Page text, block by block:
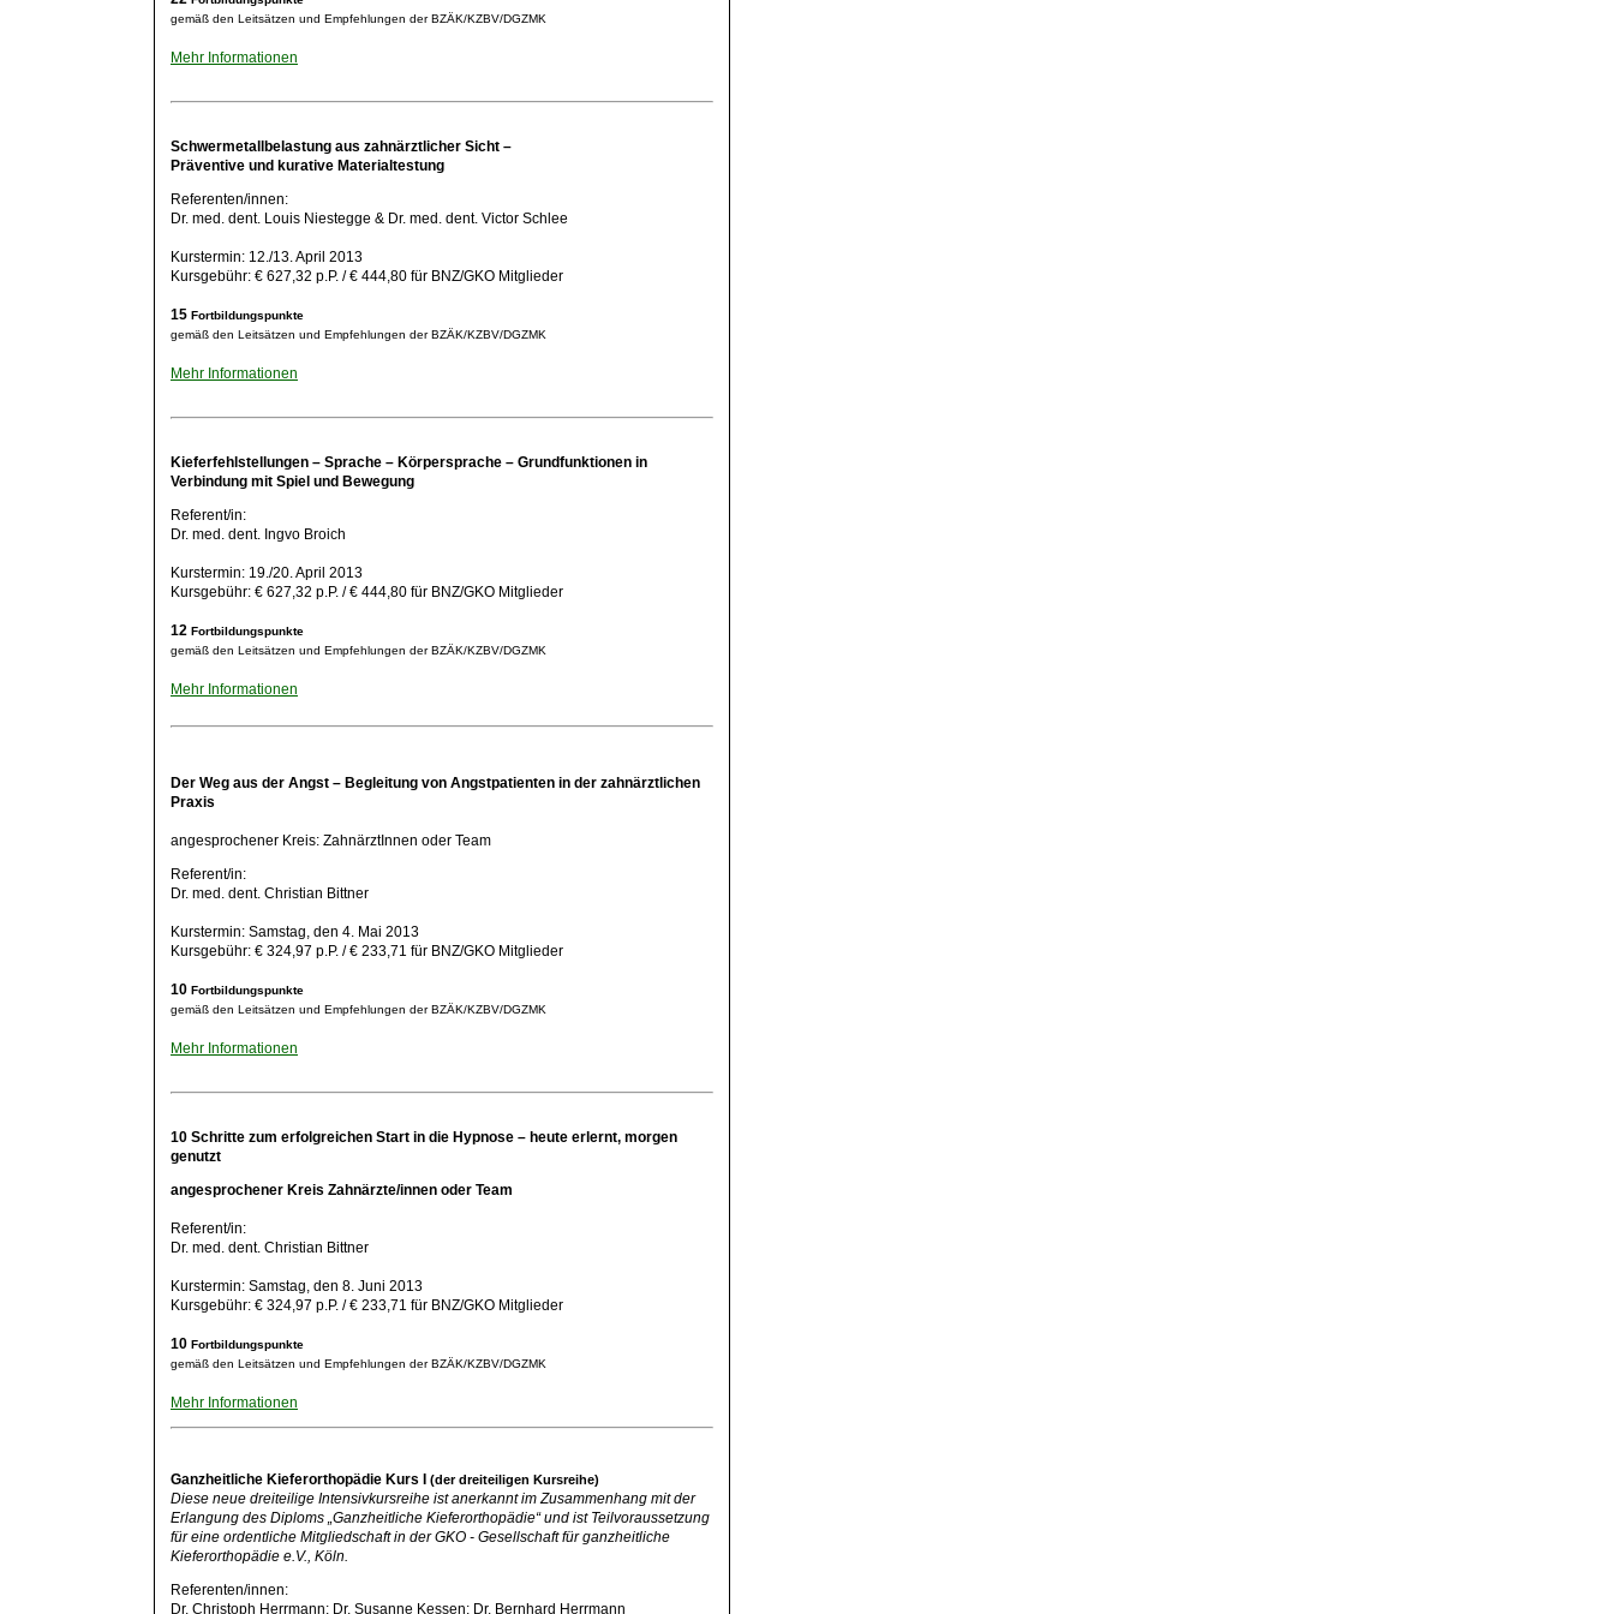
gemäß den Leitsätzen und Empfehlungen der BZÄK/KZBV/DGZMK
Mehr Informationen
Schwermetallbelastung aus zahnärztlicher Sicht –
Präventive und kurative Materialtestung
Referenten/innen:
Dr. med. dent. Louis Niestegge & Dr. med. dent. Victor Schlee
Kurstermin: 12./13. April 2013
Kursgebühr: € 627,32 p.P. / € 444,80 für BNZ/GKO Mitglieder
15 Fortbildungspunkte
gemäß den Leitsätzen und Empfehlungen der BZÄK/KZBV/DGZMK
Mehr Informationen
Kieferfehlstellungen – Sprache – Körpersprache – Grundfunktionen in
Verbindung mit Spiel und Bewegung
Referent/in:
Dr. med. dent. Ingvo Broich
Kurstermin: 19./20. April 2013
Kursgebühr: € 627,32 p.P. / € 444,80 für BNZ/GKO Mitglieder
12 Fortbildungspunkte
gemäß den Leitsätzen und Empfehlungen der BZÄK/KZBV/DGZMK
Mehr Informationen
Der Weg aus der Angst – Begleitung von Angstpatienten in der zahnärztlichen
Praxis
angesprochener Kreis: ZahnärztInnen oder Team
Referent/in:
Dr. med. dent. Christian Bittner
Kurstermin: Samstag, den 4. Mai 2013
Kursgebühr: € 324,97 p.P. / € 233,71 für BNZ/GKO Mitglieder
10 Fortbildungspunkte
gemäß den Leitsätzen und Empfehlungen der BZÄK/KZBV/DGZMK
Mehr Informationen
10 Schritte zum erfolgreichen Start in die Hypnose – heute erlernt, morgen
genutzt
angesprochener Kreis Zahnärzte/innen oder Team
Referent/in:
Dr. med. dent. Christian Bittner
Kurstermin: Samstag, den 8. Juni 2013
Kursgebühr: € 324,97 p.P. / € 233,71 für BNZ/GKO Mitglieder
10 Fortbildungspunkte
gemäß den Leitsätzen und Empfehlungen der BZÄK/KZBV/DGZMK
Mehr Informationen
Ganzheitliche Kieferorthopädie Kurs I (der dreiteiligen Kursreihe)
Diese neue dreiteilige Intensivkursreihe ist anerkannt im Zusammenhang mit der
Erlangung des Diploms „Ganzheitliche Kieferorthopädie“ und ist Teilvoraussetzung
für eine ordentliche Mitgliedschaft in der GKO - Gesellschaft für ganzheitliche
Kieferorthopädie e.V., Köln.
Referenten/innen:
Dr. Christoph Herrmann; Dr. Susanne Kessen; Dr. Bernhard Herrmann